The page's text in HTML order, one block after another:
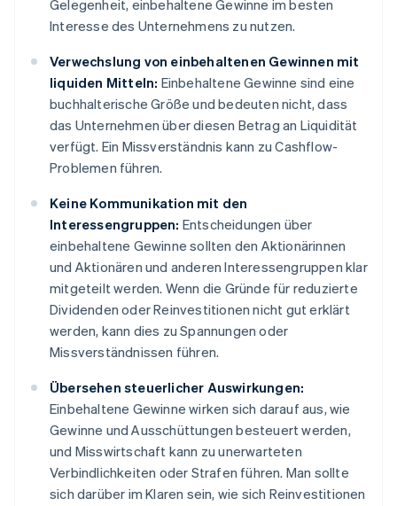
Gelegenheit, einbehaltene Gewinne im besten
Interesse des Unternehmens zu nutzen.
Verwechslung von einbehaltenen Gewinnen mit
liquiden Mitteln: Einbehaltene Gewinne sind eine
buchhalterische Größe und bedeuten nicht, dass
das Unternehmen über diesen Betrag an Liquidität
verfügt. Ein Missverständnis kann zu Cashflow-
Problemen führen.
Keine Kommunikation mit den
Interessengruppen: Entscheidungen über
einbehaltene Gewinne sollten den Aktionärinnen
und Aktionären und anderen Interessengruppen klar
mitgeteilt werden. Wenn die Gründe für reduzierte
Dividenden oder Reinvestitionen nicht gut erklärt
werden, kann dies zu Spannungen oder
Missverständnissen führen.
Übersehen steuerlicher Auswirkungen:
Einbehaltene Gewinne wirken sich darauf aus, wie
Gewinne und Ausschüttungen besteuert werden,
und Misswirtschaft kann zu unerwarteten
Verbindlichkeiten oder Strafen führen. Man sollte
sich darüber im Klaren sein, wie sich Reinvestitionen